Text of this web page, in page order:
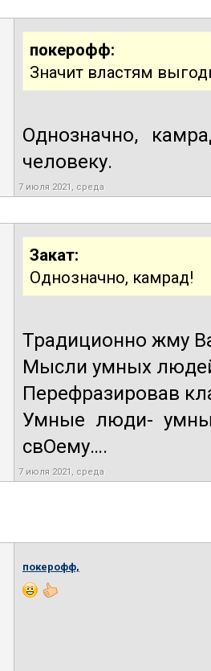
покерофф:
Значит властям
Однозначно,
человеку.
7 июля 2021, среда
Закат:
Однозначно, камрад!
Традиционно жму
Мысли умных
Перефразировав
Умные люди-
свОему….
7 июля 2021, среда
покерофф,